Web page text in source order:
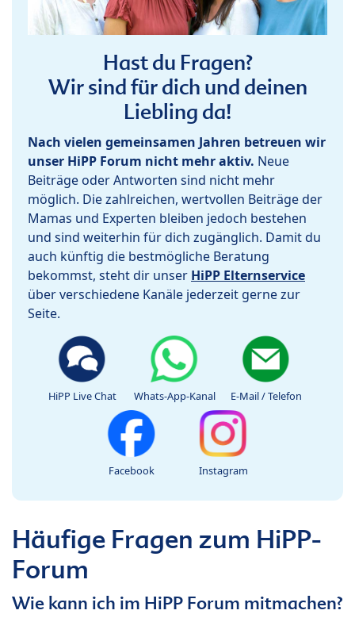
Hast du Fragen?
Wir sind für dich und deinen
Liebling da!
Nach vielen gemeinsamen Jahren betreuen wir
unser HiPP Forum nicht mehr aktiv. Neue
Beiträge oder Antworten sind nicht mehr
möglich. Die zahlreichen, wertvollen Beiträge der
Mamas und Experten bleiben jedoch bestehen
und sind weiterhin für dich zugänglich. Damit du
auch künftig die bestmögliche Beratung
bekommst, steht dir unser HiPP Elternservice
über verschiedene Kanäle jederzeit gerne zur
Seite.
HiPP Live Chat Whats-App-Kanal E-Mail / Telefon
Facebook Instagram
Häufige Fragen zum HiPP-
Forum
Wie kann ich im HiPP Forum mitmachen?